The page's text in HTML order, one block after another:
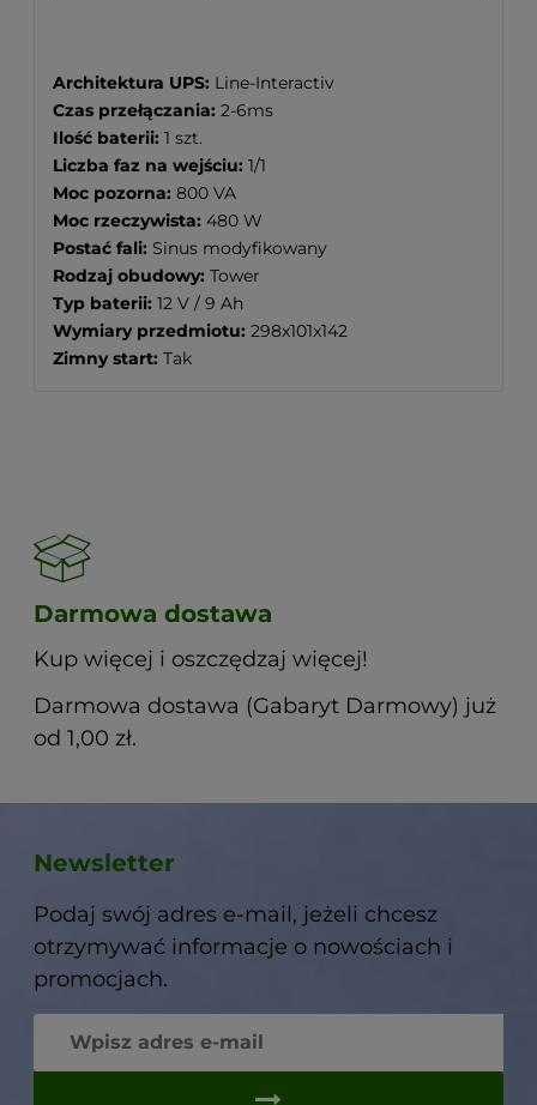
Architektura UPS: Line-Interactiv
Czas przełączania: 2-6ms
Ilość baterii: 1 szt.
Liczba faz na wejściu: 1/1
Moc pozorna: 800 VA
Moc rzeczywista: 480 W
Postać fali: Sinus modyfikowany
Rodzaj obudowy: Tower
Typ baterii: 12 V / 9 Ah
Wymiary przedmiotu: 298x101x142
Zimny start: Tak
Darmowa dostawa
Kup więcej i oszczędzaj więcej!
Darmowa dostawa (Gabaryt Darmowy) już
od 1,00 zł.
Newsletter
Podaj swój adres e-mail, jeżeli chcesz
otrzymywać informacje o nowościach i
promocjach.